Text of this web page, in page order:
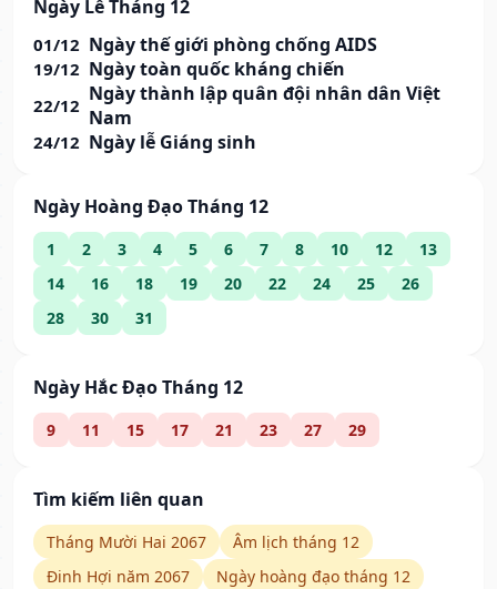
Ngày Lễ Tháng 12
01/12 Ngày thế giới phòng chống AIDS
19/12 Ngày toàn quốc kháng chiến
22/12 Ngày thành lập quân đội nhân dân Việt
Nam
24/12 Ngày lễ Giáng sinh
Ngày Hoàng Đạo Tháng 12
1 2 3 4 5 6 7 8 10 12
13
14
16 18 19 20 22 24 25
26
28
30 31
Ngày Hắc Đạo Tháng 12
9 11 15 17 21 23 27 29
Tìm kiếm liên quan
Tháng Mười Hai 2067
Âm lịch tháng 12
Đinh Hợi năm 2067
Ngày hoàng đạo tháng 12